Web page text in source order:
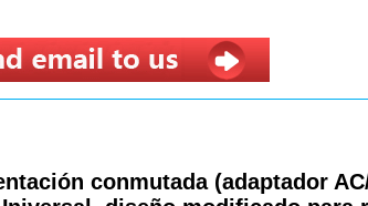
conmutada (adaptador